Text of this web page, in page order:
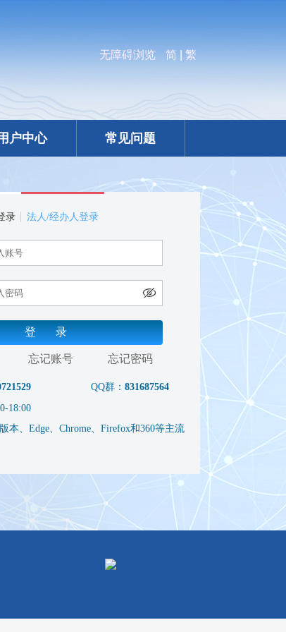
无障碍浏览 简 繁
户中心 常见问题
录 法人/经办人登录
登 录
忘记密码
忘记账号
QQ群： 831687564
18:00
本、Edge、Chrome、Firefox和360等主流